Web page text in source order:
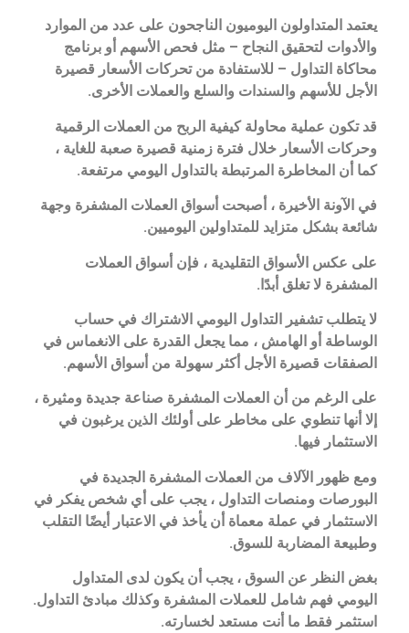
يعتمد المتداولون اليوميون الناجحون على عدد من الموارد
والأدوات لتحقيق النجاح – مثل فحص الأسهم أو برنامج
محاكاة التداول – للاستفادة من تحركات الأسعار قصيرة
الأجل للأسهم والسندات والسلع والعملات الأخرى.
قد تكون عملية محاولة كيفية الربح من العملات الرقمية
وحركات الأسعار خلال فترة زمنية قصيرة صعبة للغاية ،
كما أن المخاطرة المرتبطة بالتداول اليومي مرتفعة.
في الآونة الأخيرة ، أصبحت أسواق العملات المشفرة وجهة
شائعة بشكل متزايد للمتداولين اليوميين.
على عكس الأسواق التقليدية ، فإن أسواق العملات
المشفرة لا تغلق أبدًا.
لا يتطلب تشفير التداول اليومي الاشتراك في حساب
الوساطة أو الهامش ، مما يجعل القدرة على الانغماس في
الصفقات قصيرة الأجل أكثر سهولة من أسواق الأسهم.
على الرغم من أن العملات المشفرة صناعة جديدة ومثيرة ،
إلا أنها تنطوي على مخاطر على أولئك الذين يرغبون في
الاستثمار فيها.
ومع ظهور الآلاف من العملات المشفرة الجديدة في
البورصات ومنصات التداول ، يجب على أي شخص يفكر في
الاستثمار في عملة معماة أن يأخذ في الاعتبار أيضًا التقلب
وطبيعة المضاربة للسوق.
بغض النظر عن السوق ، يجب أن يكون لدى المتداول
اليومي فهم شامل للعملات المشفرة وكذلك مبادئ التداول.
استثمر فقط ما أنت مستعد لخسارته.